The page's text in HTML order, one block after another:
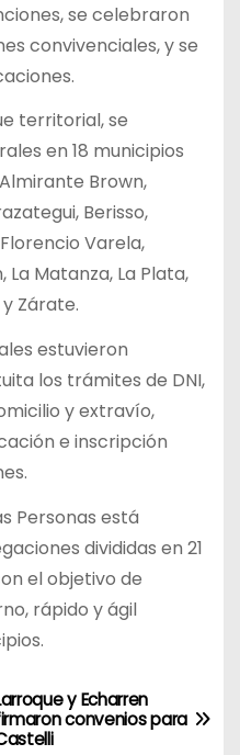
se celebraron
convivenciales, y se
territorial, se
en 18 municipios
Brown,
Berisso,
Varela,
Matanza, La Plata,
y Zárate.
estuvieron
los trámites de DNI,
y extravío,
e inscripción
Personas está
divididas en 21
el objetivo de
rápido y ágil
y Echarren
convenios para